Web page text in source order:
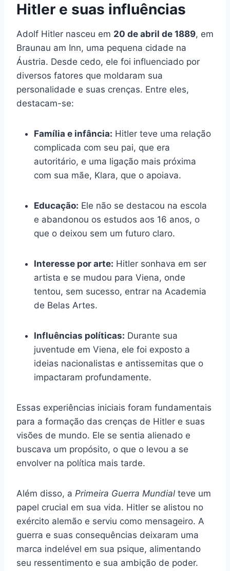
Hitler e suas influências
Adolf Hitler nasceu em 20 de abril de 1889, em
Braunau am Inn, uma pequena cidade na
Áustria. Desde cedo, ele foi influenciado por
diversos fatores que moldaram sua
personalidade e suas crenças. Entre eles,
destacam-se:
Família e infância: Hitler teve uma relação
complicada com seu pai, que era
autoritário, e uma ligação mais próxima
com sua mãe, Klara, que o apoiava.
Educação: Ele não se destacou na escola
e abandonou os estudos aos 16 anos, o
que o deixou sem um futuro claro.
Interesse por arte: Hitler sonhava em ser
artista e se mudou para Viena, onde
tentou, sem sucesso, entrar na Academia
de Belas Artes.
Influências políticas: Durante sua
juventude em Viena, ele foi exposto a
ideias nacionalistas e antissemitas que o
impactaram profundamente.
Essas experiências iniciais foram fundamentais
para a formação das crenças de Hitler e suas
visões de mundo. Ele se sentia alienado e
buscava um propósito, o que o levou a se
envolver na política mais tarde.
Além disso, a Primeira Guerra Mundial teve um
papel crucial em sua vida. Hitler se alistou no
exército alemão e serviu como mensageiro. A
guerra e suas consequências deixaram uma
marca indelével em sua psique, alimentando
seu ressentimento e sua ambição de poder.